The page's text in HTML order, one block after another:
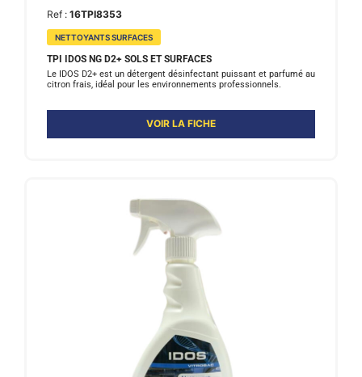
Ref : 16TPI8353
NETTOYANTS SURFACES
TPI IDOS NG D2+ SOLS ET SURFACES
Le IDOS D2+ est un détergent désinfectant puissant et parfumé au
citron frais, idéal pour les environnements professionnels.
VOIR LA FICHE